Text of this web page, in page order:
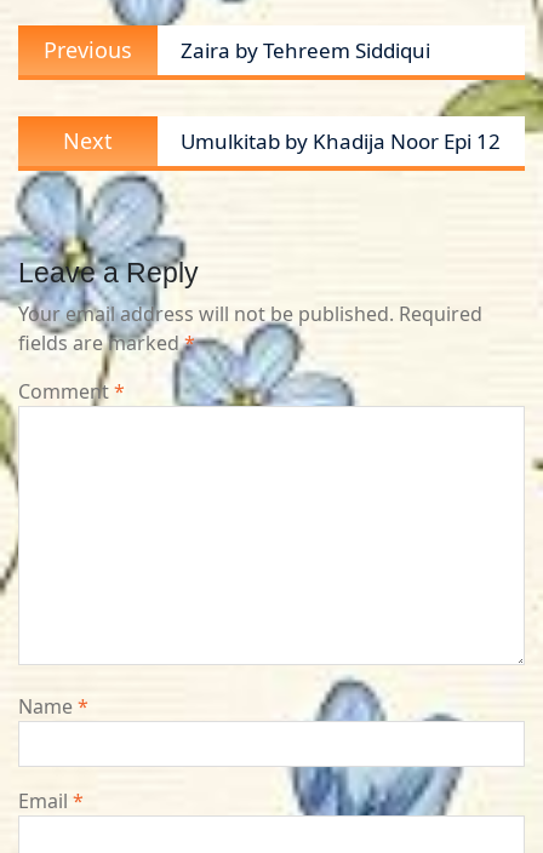
Post
navigation
Previous
Previous
post:
Zaira by Tehreem Siddiqui
Next
Next
post:
Umulkitab by Khadija Noor Epi 12
Leave a Reply
Your email address will not be published. Required
fields are marked*
Comment*
Name*
Email *